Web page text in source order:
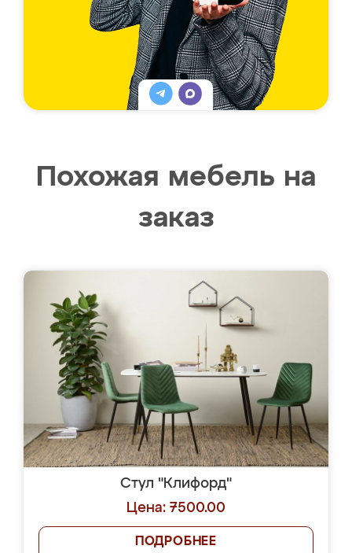
Похожая мебель на
заказ
Стул "Клифорд"
Цена: 7500.00
ПОДРОБНЕЕ